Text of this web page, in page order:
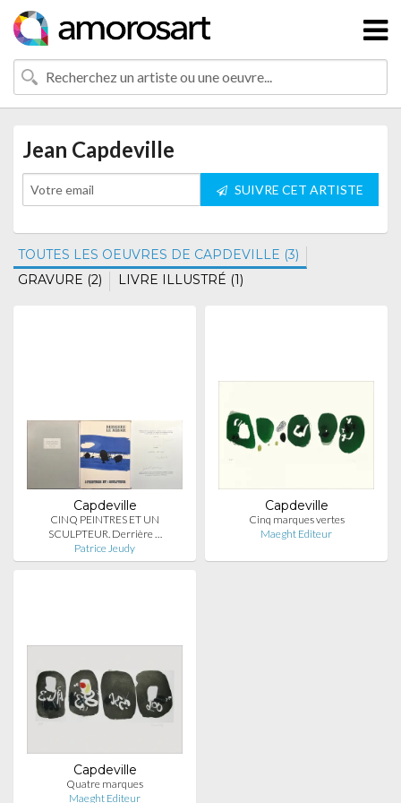
Jean Capdeville
SUIVRE CET ARTISTE
TOUTES LES OEUVRES DE CAPDEVILLE (3)
GRAVURE (2)
LIVRE ILLUSTRÉ (1)
Capdeville
CINQ PEINTRES ET UN
SCULPTEUR. Derrière …
Patrice Jeudy
Capdeville
Cinq marques vertes
Maeght Editeur
Capdeville
Quatre marques
Maeght Editeur